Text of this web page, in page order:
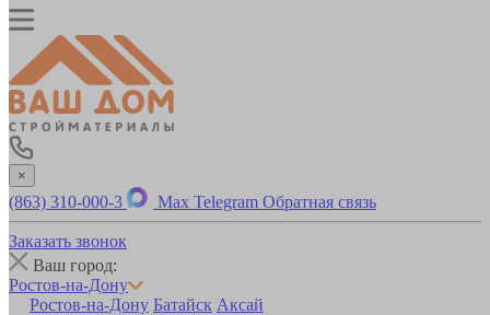
×
(863) 310-000-3 Max Telegram Обратная связь
Заказать звонок
Ваш город:
Ростов-на-Дону
Ростов-на-Дону Батайск Аксай